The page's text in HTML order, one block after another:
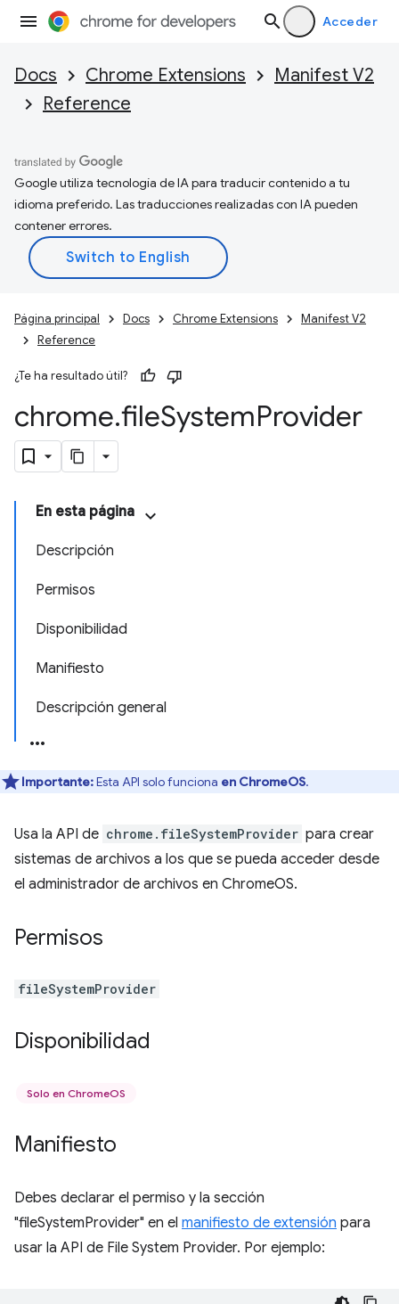
Acceder
Docs Chrome Extensions
Manifest V2
Reference
Google utiliza tecnología de IA para traducir contenido a tu
idioma preferido. Las traducciones realizadas con IA pueden
contener errores.
Página principal Docs Chrome Extensions
Manifest V2
Reference
¿Te ha resultado útil?
chrome.fileSystemProvider
En esta página
Descripción
Permisos
Disponibilidad
Manifiesto
Descripción general
Importante:Esta API solo funciona en ChromeOS.
Usa la API de chrome.fileSystemProvider para crear
sistemas de archivos a los que se pueda acceder desde
el administrador de archivos en ChromeOS.
Permisos
fileSystemProvider
Disponibilidad
Solo en ChromeOS
Manifiesto
Debes declarar el permiso y la sección
"fileSystemProvider" en el manifiesto de extensión para
usar la API de File System Provider. Por ejemplo: